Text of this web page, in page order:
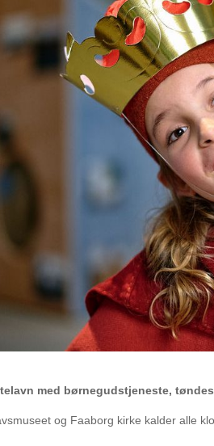
med børnegudstjeneste,
og Faaborg kirke kalder alle